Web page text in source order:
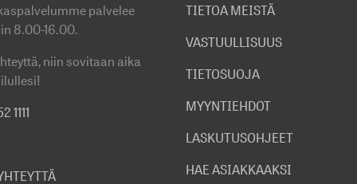
palvelee
8.00-16.00.
niin sovitaan aika
1111
TIETOA MEISTÄ
VASTUULLISUUS
TIETOSUOJA
MYYNTIEHDOT
LASKUTUSOHJEET
HAE ASIAKKAAKSI